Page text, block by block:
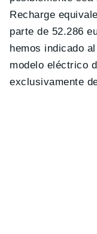
Recharge
parte de 52.286
hemos indicado
modelo eléctrico
exclusivamente